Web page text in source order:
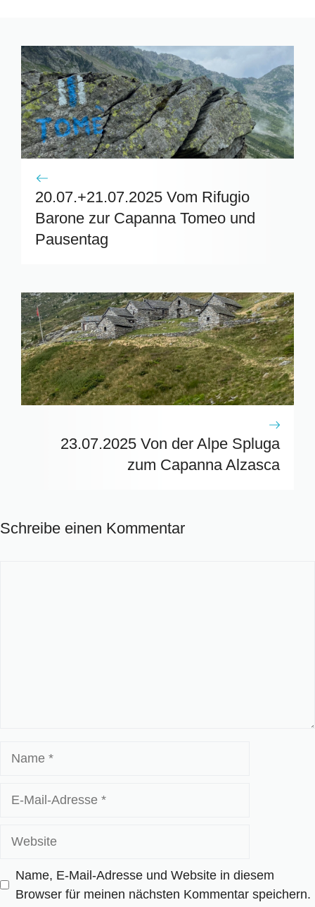
20.07.+21.07.2025 Vom Rifugio
Barone zur Capanna Tomeo und
Pausentag
23.07.2025 Von der Alpe Spluga
zum Capanna Alzasca
Schreibe einen Kommentar
Name, E-Mail-Adresse und Website in diesem
Browser für meinen nächsten Kommentar speichern.